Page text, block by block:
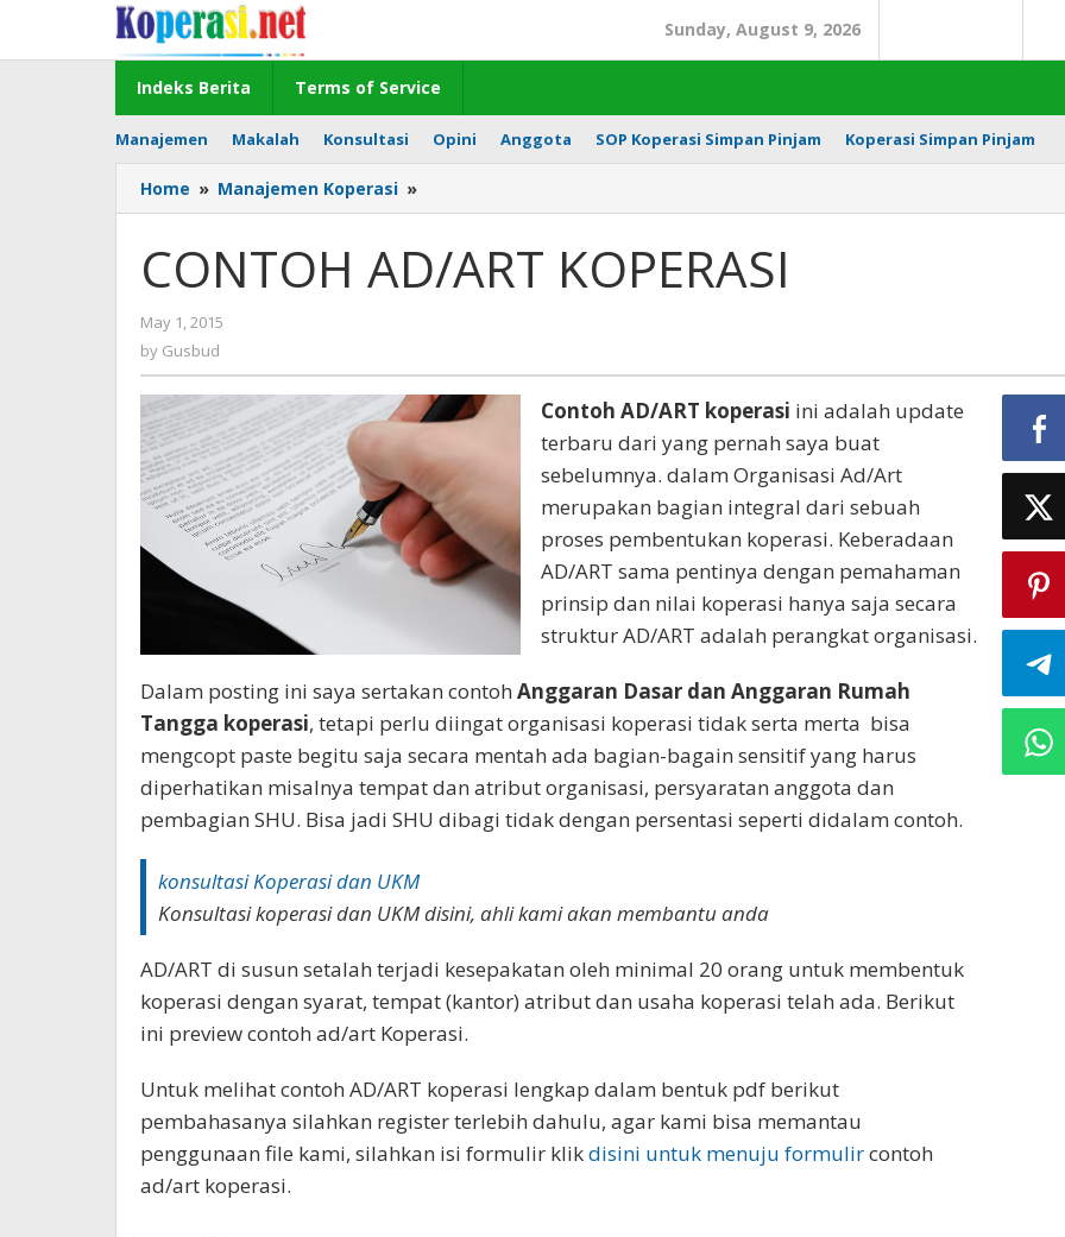
content
Sunday, August 9, 2026
Indeks Berita Terms of Service
Manajemen Makalah Konsultasi Opini Anggota SOP Koperasi Simpan Pinjam Koperasi Simpan Pinjam
Home » Manajemen Koperasi »
AD/ART
CONTOH AD/ART KOPERASI
May 1, 2015
by Gusbud
Contoh AD/ART koperasi ini adalah update
terbaru dari yang pernah saya buat
sebelumnya. dalam Organisasi Ad/Art
merupakan bagian integral dari sebuah
proses pembentukan koperasi. Keberadaan
AD/ART sama pentinya dengan pemahaman
prinsip dan nilai koperasi hanya saja secara
struktur AD/ART adalah perangkat organisasi.
Dalam posting ini saya sertakan contoh Anggaran Dasar dan Anggaran Rumah
Tangga koperasi, tetapi perlu diingat organisasi koperasi tidak serta merta bisa
mengcopt paste begitu saja secara mentah ada bagian-bagain sensitif yang harus
diperhatikan misalnya tempat dan atribut organisasi, persyaratan anggota dan
pembagian SHU. Bisa jadi SHU dibagi tidak dengan persentasi seperti didalam contoh.
konsultasi Koperasi dan UKM
Konsultasi koperasi dan UKM disini, ahli kami akan membantu anda
AD/ART di susun setalah terjadi kesepakatan oleh minimal 20 orang untuk membentuk
koperasi dengan syarat, tempat (kantor) atribut dan usaha koperasi telah ada. Berikut
ini preview contoh ad/art Koperasi.
Untuk melihat contoh AD/ART koperasi lengkap dalam bentuk pdf berikut
pembahasanya silahkan register terlebih dahulu, agar kami bisa memantau
penggunaan file kami, silahkan isi formulir klikdisini untuk menuju formulircontoh
ad/art koperasi.